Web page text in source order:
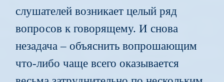
слушателей возникает целый ряд
вопросов к говорящему. И снова
незадача – объяснить вопрошающим
что-либо чаще всего оказывается